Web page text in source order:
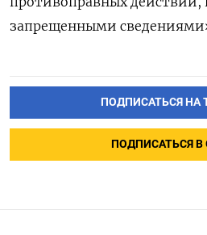
запрещенными
ПОДПИСАТЬСЯ НА
ПОДПИСАТЬСЯ В